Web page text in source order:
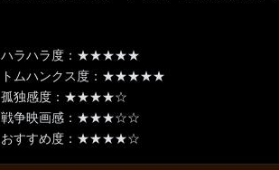
ハラハラ度：★★★★★
トムハンクス度：★★★★★
孤独感度：★★★★☆
戦争映画感：★★★☆☆
おすすめ度：★★★★☆